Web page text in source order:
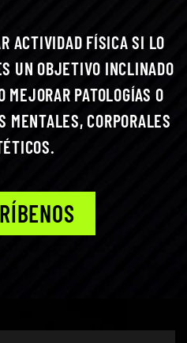
ACTIVIDAD FÍSICA SI LO
UN OBJETIVO INCLINADO
MEJORAR PATOLOGÍAS O
CORPORALES